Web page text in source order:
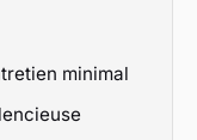
minimal